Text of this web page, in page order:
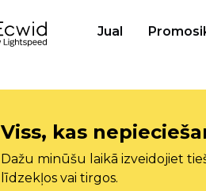
Jual
Viss, kas
Dažu minūšu laikā izveidojiet
līdzekļos vai tirgos.